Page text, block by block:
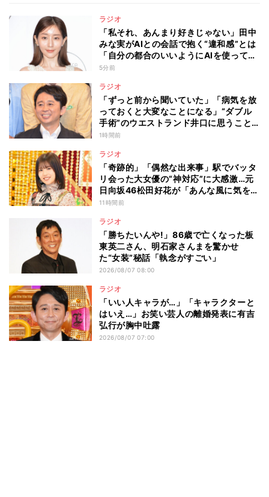
ラジオ
「私それ、あんまり好きじゃない」田中
みな実がAIとの会話で抱く“違和感”とは
「自分の都合のいいようにAIを使ってる
人たちって…」
5分前
ラジオ
「ずっと前から聞いていた」「病気を放
っておくと大変なことになる」“ダブル
手術”のウエストランド井口に思うこと…
有吉弘行が本音を明かした“仕事と病
1時間前
ラジオ
「奇跡的」「偶然な出来事」駅でバッタ
リ会った大女優の“神対応”に大感激…元
日向坂46松田好花が「あんな風に気を使
える人になりたい」と感動した“振る舞
11時間前
ラジオ
「勝ちたいんや!」86歳で亡くなった板
東英二さん、明石家さんまを驚かせ
た“女装”秘話「執念がすごい」
2026/08/07 08:00
ラジオ
「いい人キャラが…」「キャラクターと
はいえ…」お笑い芸人の離婚発表に有吉
弘行が胸中吐露
2026/08/07 07:00